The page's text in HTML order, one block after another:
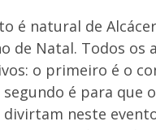
é natural de
de Natal. Todos os
o primeiro é o
é para que
divirtam neste